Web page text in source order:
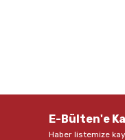
E-Bülten'e
Haber listemize